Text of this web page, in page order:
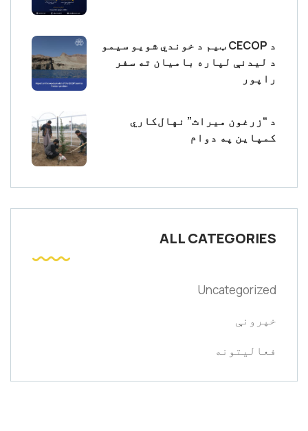
د CECOP ټیم د خوندي شویو سیمو
د لیدنې لپاره بامیان ته سفر
راپور
د “زرغون میراث” نهال‌کاري
کمپاین په دوام
ALL CATEGORIES
Uncategorized
خپرونې
فعالیتونه